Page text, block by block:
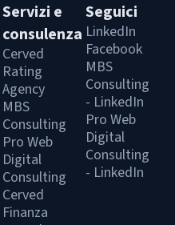
Servizi e
consulenza
Cerved
Rating
Agency
MBS
Consulting
Pro Web
Digital
Consulting
Cerved
Finanza
Seguici
LinkedIn
Facebook
MBS
Consulting
- LinkedIn
Pro Web
Digital
Consulting
- LinkedIn